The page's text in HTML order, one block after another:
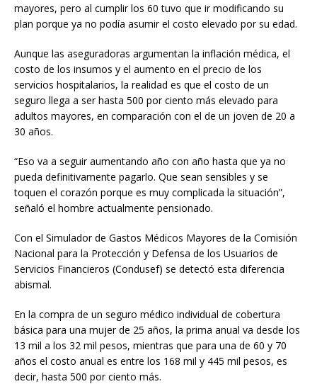
mayores, pero al cumplir los 60 tuvo que ir modificando su
plan porque ya no podía asumir el costo elevado por su edad.
Aunque las aseguradoras argumentan la inflación médica, el
costo de los insumos y el aumento en el precio de los
servicios hospitalarios, la realidad es que el costo de un
seguro llega a ser hasta 500 por ciento más elevado para
adultos mayores, en comparación con el de un joven de 20 a
30 años.
“Eso va a seguir aumentando año con año hasta que ya no
pueda definitivamente pagarlo. Que sean sensibles y se
toquen el corazón porque es muy complicada la situación”,
señaló el hombre actualmente pensionado.
Con el Simulador de Gastos Médicos Mayores de la Comisión
Nacional para la Protección y Defensa de los Usuarios de
Servicios Financieros (Condusef) se detectó esta diferencia
abismal.
En la compra de un seguro médico individual de cobertura
básica para una mujer de 25 años, la prima anual va desde los
13 mil a los 32 mil pesos, mientras que para una de 60 y 70
años el costo anual es entre los 168 mil y 445 mil pesos, es
decir, hasta 500 por ciento más.